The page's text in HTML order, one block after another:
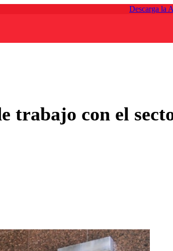
Descarga la
trabajo con el